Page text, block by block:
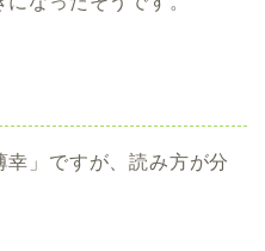
」ですが、読み方が分